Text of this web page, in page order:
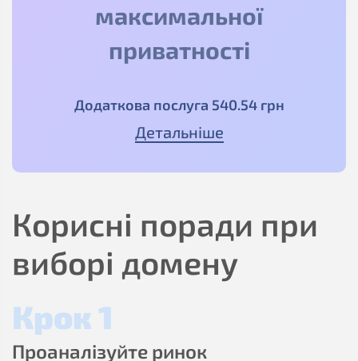
максимальної
приватності
Додаткова послуга 540.54грн
Детальніше
Корисні поради при
виборі домену
Крок 1
Проаналізуйте ринок